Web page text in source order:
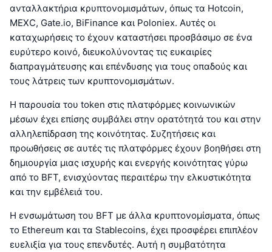
ανταλλακτήρια κρυπτονομισμάτων, όπως τα Hotcoin,
MEXC, Gate.io, BiFinance και Poloniex. Αυτές οι
καταχωρήσεις το έχουν καταστήσει προσβάσιμο σε ένα
ευρύτερο κοινό, διευκολύνοντας τις ευκαιρίες
διαπραγμάτευσης και επένδυσης για τους οπαδούς και
τους λάτρεις των κρυπτονομισμάτων.
Η παρουσία του token στις πλατφόρμες κοινωνικών
μέσων έχει επίσης συμβάλει στην ορατότητά του και στην
αλληλεπίδραση της κοινότητας. Συζητήσεις και
προωθήσεις σε αυτές τις πλατφόρμες έχουν βοηθήσει στη
δημιουργία μιας ισχυρής και ενεργής κοινότητας γύρω
από το BFT, ενισχύοντας περαιτέρω την ελκυστικότητα
και την εμβέλειά του.
Η ενσωμάτωση του BFT με άλλα κρυπτονομίσματα, όπως
το Ethereum και τα Stablecoins, έχει προσφέρει επιπλέον
ευελιξία για τους επενδυτές. Αυτή η συμβατότητα